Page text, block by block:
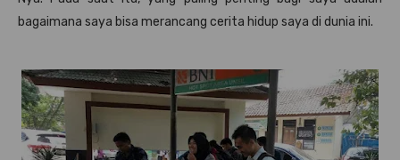
bagaimana saya bisa merancang cerita hidup saya di dunia ini.